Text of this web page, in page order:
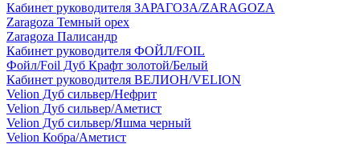
Кабинет руководителя ЗАРАГОЗА/ZARAGOZA
Zaragoza Темный орех
Zaragoza Палисандр
Кабинет руководителя ФОЙЛ/FOIL
Фойл/Foil Дуб Крафт золотой/Белый
Кабинет руководителя ВЕЛИОН/VELION
Velion Дуб сильвер/Нефрит
Velion Дуб сильвер/Аметист
Velion Дуб сильвер/Яшма черный
Velion Кобра/Аметист